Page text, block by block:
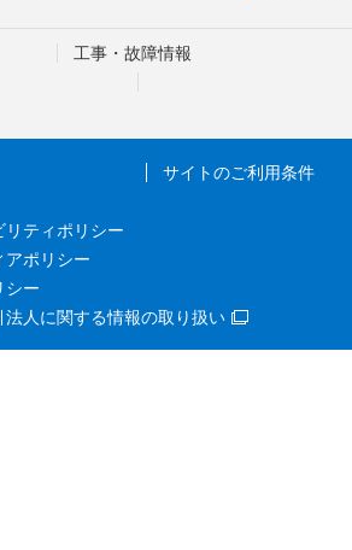
工事・故障情報
サイトのご利用条件
リティポリシー
アポリシー
シー
法人に関する情報の取り扱い